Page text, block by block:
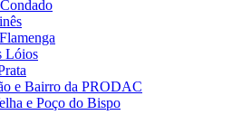
Lóios
e Bairro da PRODAC
e Poço do Bispo